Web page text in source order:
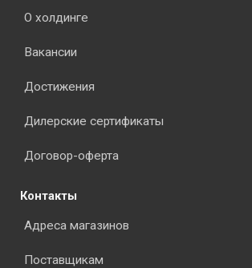
О холдинге
Вакансии
Достижения
Дилерские сертификаты
Договор-оферта
Контакты
Адреса магазинов
Поставщикам